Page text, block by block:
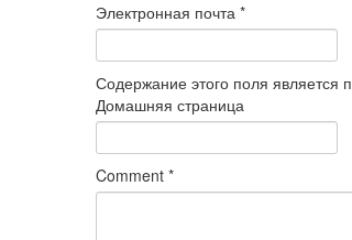
Электронная почта *
Содержание этого поля является
Домашняя страница
Comment *